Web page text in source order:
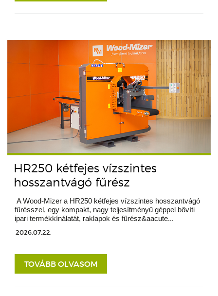
HR250 kétfejes vízszintes
hosszantvágó fűrész
A Wood-Mizer a HR250 kétfejes vízszintes hosszantvágó
fűrésszel, egy kompakt, nagy teljesítményű géppel bővíti
ipari termékkínálatát, raklapok és fűrész&aacute...
2026.07.22.
TOVÁBB OLVASOM